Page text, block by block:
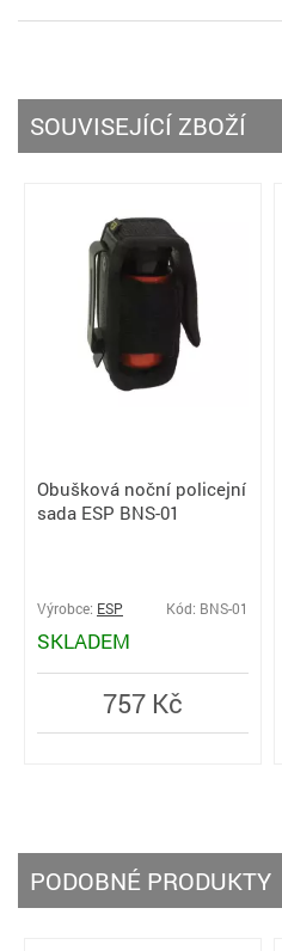
SOUVISEJÍCÍ ZBOŽÍ
Obušková noční policejní
sada ESP BNS-01
Výrobce: ESP Kód: BNS-01
SKLADEM
757 Kč
PODOBNÉ PRODUKTY